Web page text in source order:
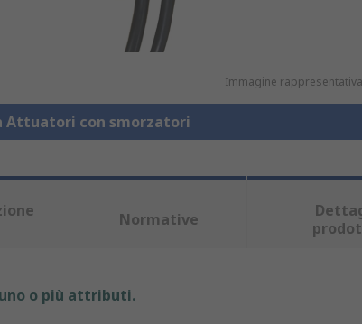
Immagine
Attuatori con smorzatori
Normative
o più attributi.